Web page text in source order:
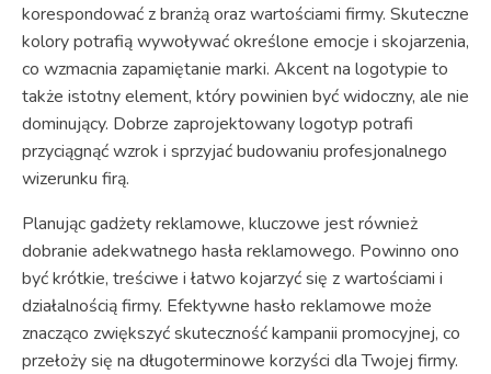
korespondować z branżą oraz wartościami firmy. Skuteczne
kolory potrafią wywoływać określone emocje i skojarzenia,
co wzmacnia zapamiętanie marki. Akcent na logotypie to
także istotny element, który powinien być widoczny, ale nie
dominujący. Dobrze zaprojektowany logotyp potrafi
przyciągnąć wzrok i sprzyjać budowaniu profesjonalnego
wizerunku firą.
Planując gadżety reklamowe, kluczowe jest również
dobranie adekwatnego hasła reklamowego. Powinno ono
być krótkie, treściwe i łatwo kojarzyć się z wartościami i
działalnością firmy. Efektywne hasło reklamowe może
znacząco zwiększyć skuteczność kampanii promocyjnej, co
przełoży się na długoterminowe korzyści dla Twojej firmy.